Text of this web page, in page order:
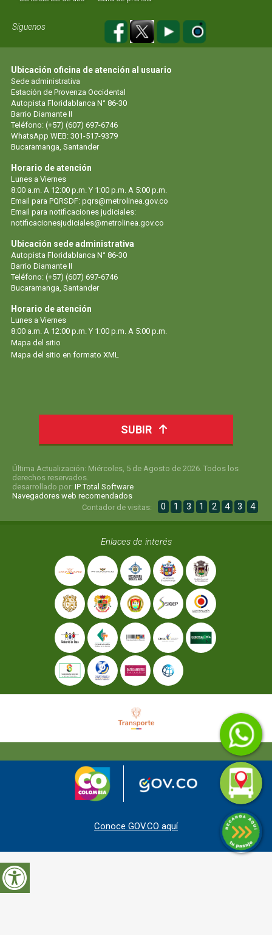
Síguenos
Ubicación oficina de atención al usuario
Sede administrativa
Estación de Provenza Occidental
Autopista Floridablanca N° 86-30
Barrio Diamante II
Teléfono: (+57) (607) 697-6746
WhatsApp WEB: 301-517-9379
Bucaramanga, Santander
Horario de atención
Lunes a Viernes
8:00 a.m. A 12:00 p.m. Y 1:00 p.m. A 5:00 p.m.
Email para PQRSDF: pqrs@metrolinea.gov.co
Email para notificaciones judiciales:
notificacionesjudiciales@metrolinea.gov.co
Ubicación sede administrativa
Autopista Floridablanca N° 86-30
Barrio Diamante II
Teléfono: (+57) (607) 697-6746
Bucaramanga, Santander
Horario de atención
Lunes a Viernes
8:00 a.m. A 12:00 p.m. Y 1:00 p.m. A 5:00 p.m.
Mapa del sitio
Mapa del sitio en formato XML
SUBIR
Última Actualización: Miércoles, 5 de Agosto de 2026. Todos los
derechos reservados.
desarrollado por: IP Total Software
Navegadores web recomendados
Contador de visitas:
0 1 3 1 2 4 3 4
Enlaces de interés
Conoce GOV.CO aquí